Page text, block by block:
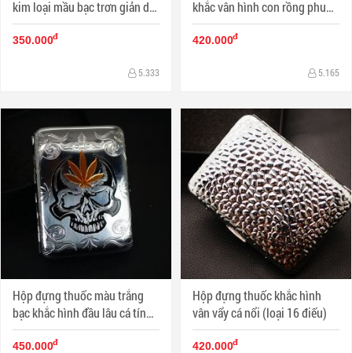
kim loại mầu bạc trơn giản dị (
loại 16 điếu)
350.000đ
5.333
khắc vân hình con rồng phun
nước (loại 18 điếu)
420.000đ
5.165
Hộp đựng thuốc màu trắng
bạc khắc hình đầu lâu cá tính
(loại 16 điếu)
450.000đ
Hộp đựng thuốc khắc hình
vân vẩy cá nổi (loại 16 điếu)
420.000đ